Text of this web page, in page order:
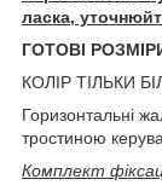
ласка,
ГОТОВІ
КОЛІР ТІЛЬКИ
Горизонтальні
тростиною
Комплект